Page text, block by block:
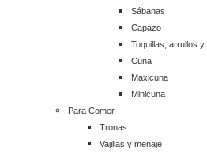
Sábanas
Capazo
Toquillas, arrullos y
Cuna
Maxicuna
Minicuna
Para Comer
Tronas
Vajillas y menaje